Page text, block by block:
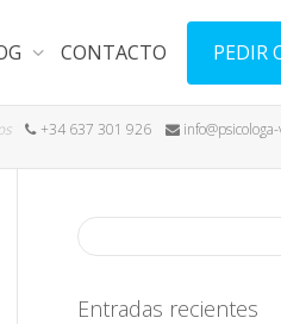
CONTACTO PEDIR
+34 637 301 926
Entradas recientes